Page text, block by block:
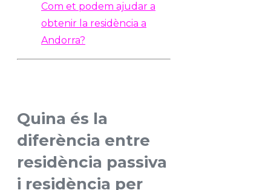
Com et podem ajudar a
obtenir la residència a
Andorra?
Quina és la
diferència entre
residència passiva
i residència per